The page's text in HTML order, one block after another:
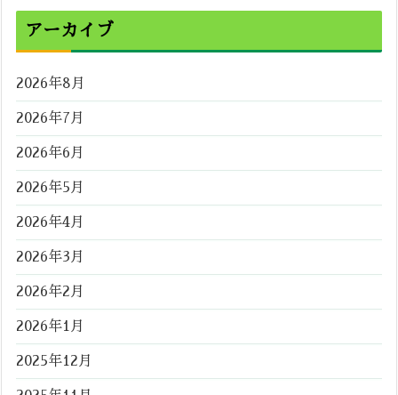
アーカイブ
2026年8月
2026年7月
2026年6月
2026年5月
2026年4月
2026年3月
2026年2月
2026年1月
2025年12月